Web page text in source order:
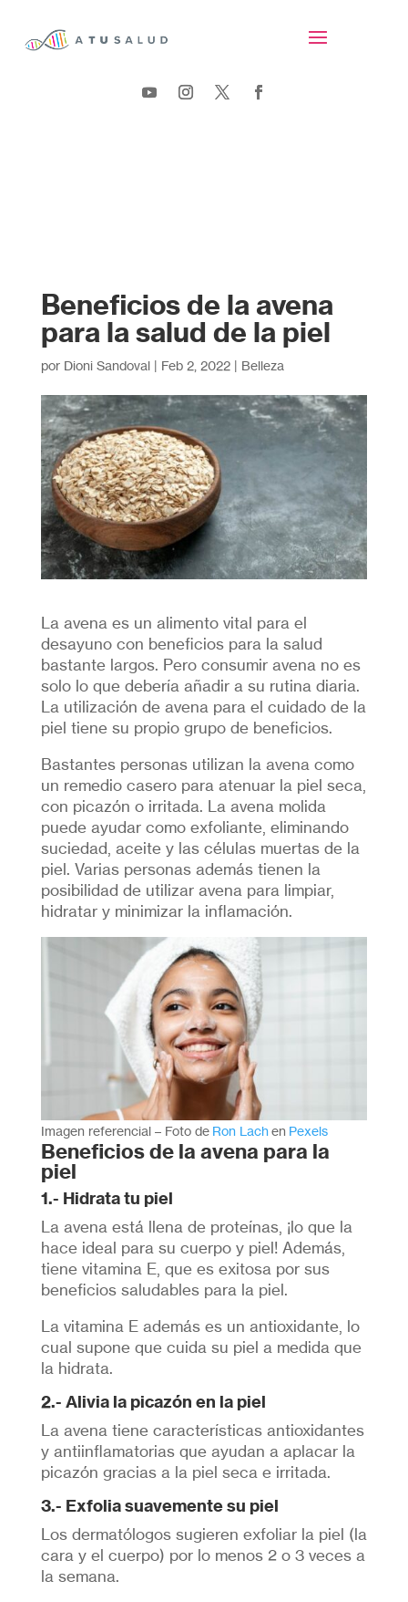
Beneficios de la avena
para la salud de la piel
por Dioni Sandoval| Feb 2, 2022| Belleza
La avena es un alimento vital para el
desayuno con beneficios para la salud
bastante largos. Pero consumir avena no es
solo lo que debería añadir a su rutina diaria.
La utilización de avena para el cuidado de la
piel tiene su propio grupo de beneficios.
Bastantes personas utilizan la avena como
un remedio casero para atenuar la piel seca,
con picazón o irritada. La avena molida
puede ayudar como exfoliante, eliminando
suciedad, aceite y las células muertas de la
piel. Varias personas además tienen la
posibilidad de utilizar avena para limpiar,
hidratar y minimizar la inflamación.
Imagen referencial – Foto de Ron Lachen Pexels
Beneficios de la avena para la
piel
1.- Hidrata tu piel
La avena está llena de proteínas, ¡lo que la
hace ideal para su cuerpo y piel! Además,
tiene vitamina E, que es exitosa por sus
beneficios saludables para la piel.
La vitamina E además es un antioxidante, lo
cual supone que cuida su piel a medida que
la hidrata.
2.- Alivia la picazón en la piel
La avena tiene características antioxidantes
y antiinflamatorias que ayudan a aplacar la
picazón gracias a la piel seca e irritada.
3.- Exfolia suavemente su piel
Los dermatólogos sugieren exfoliar la piel (la
cara y el cuerpo) por lo menos 2 o 3 veces a
la semana.